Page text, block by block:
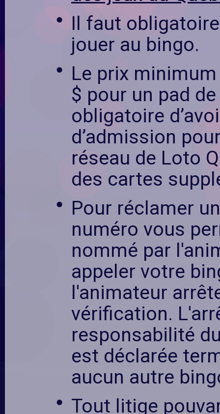
Il faut
jouer au bingo.
Le prix
$ pour un pad
obligatoire
d’admission
réseau de Loto
des cartes
Pour réclamer
numéro vous
nommé par
appeler votre
l'animateur
vérification.
responsabilité
est déclarée
aucun autre
Tout litige